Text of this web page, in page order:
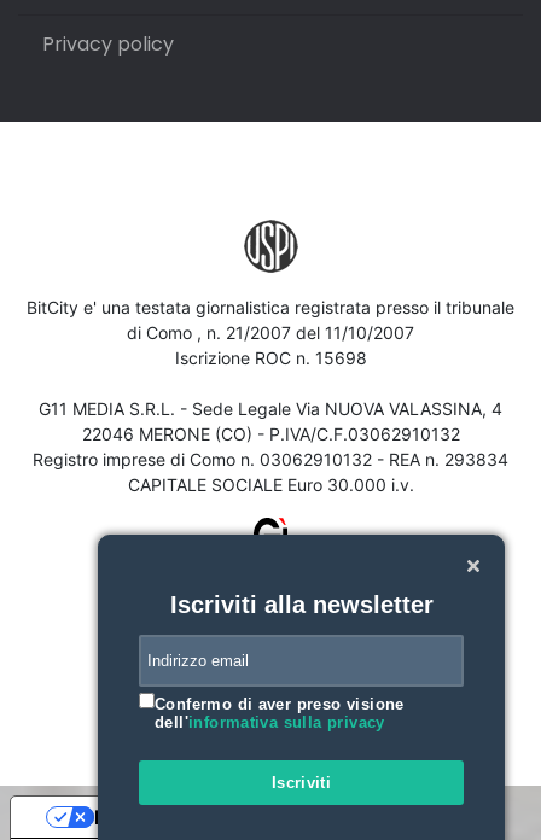
Privacy policy
BitCity e' una testata giornalistica registrata presso il tribunale
di Como , n. 21/2007 del 11/10/2007
Iscrizione ROC n. 15698
G11 MEDIA S.R.L. - Sede Legale Via NUOVA VALASSINA, 4
22046 MERONE (CO) - P.IVA/C.F.03062910132
Registro imprese di Como n. 03062910132 - REA n. 293834
CAPITALE SOCIALE Euro 30.000 i.v.
Iscriviti alla newsletter
Confermo di aver preso visione
dell'informativa sulla privacy
Iscriviti
Le tue preferenze relative alla privacy